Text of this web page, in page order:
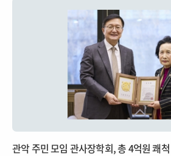
관악 주민 모임 관사장학회, 총 4억원 쾌척